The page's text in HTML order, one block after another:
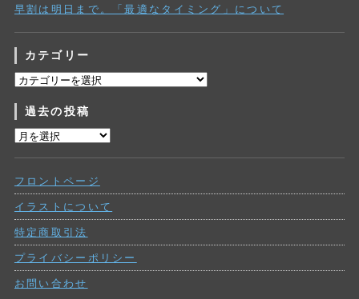
早割は明日まで。「最適なタイミング」について
カテゴリー
カ
ゴ
リ
ー
過去の投稿
過
投
稿
フロントページ
イラストについて
特定商取引法
プライバシーポリシー
お問い合わせ